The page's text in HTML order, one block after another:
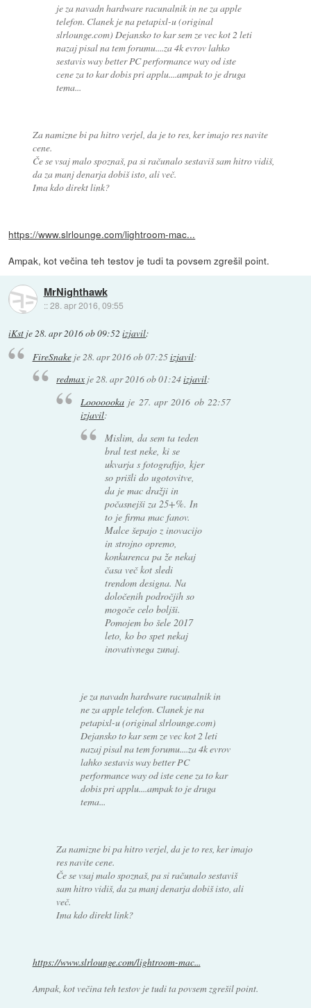
je za navadn hardware racunalnik in ne za apple
telefon. Clanek je na petapixl-u (original
slrlounge.com) Dejansko to kar sem ze vec kot 2 leti
nazaj pisal na tem forumu....za 4k evrov lahko
sestavis way better PC performance way od iste
cene za to kar dobis pri applu....ampak to je druga
tema...
Za namizne bi pa hitro verjel, da je to res, ker imajo res navite
cene.
Če se vsaj malo spoznaš, pa si računalo sestaviš sam hitro vidiš,
da za manj denarja dobiš isto, ali več.
Ima kdo direkt link?
https://www.slrlounge.com/lightroom-mac...
Ampak, kot večina teh testov je tudi ta povsem zgrešil point.
MrNighthawk
::28. apr 2016, 09:55
iKst je28. apr 2016 ob 09:52 izjavil:
FireSnakeje 28. apr 2016 ob 07:25izjavil:
redmax je28. apr 2016 ob 01:24izjavil:
Looooookaje 27. apr 2016 ob 22:57
izjavil:
Mislim, da sem ta teden
bral test neke, ki se
ukvarja s fotografijo, kjer
so prišli do ugotovitve,
da je mac dražji in
počasnejši za 25+%. In
to je firma mac fanov.
Malce šepajo z inovacijo
in strojno opremo,
konkurenca pa že nekaj
časa več kot sledi
trendom designa. Na
določenih področjih so
mogoče celo boljši.
Pomojem bo šele 2017
leto, ko bo spet nekaj
inovativnega zunaj.
je za navadn hardware racunalnik in
ne za apple telefon. Clanek je na
petapixl-u (original slrlounge.com)
Dejansko to kar sem ze vec kot 2 leti
nazaj pisal na tem forumu....za 4k evrov
lahko sestavis way better PC
performance way od iste cene za to kar
dobis pri applu....ampak to je druga
tema...
Za namizne bi pa hitro verjel, da je to res, ker imajo
res navite cene.
Če se vsaj malo spoznaš, pa si računalo sestaviš
sam hitro vidiš, da za manj denarja dobiš isto, ali
več.
Ima kdo direkt link?
https://www.slrlounge.com/lightroom-mac...
Ampak, kot večina teh testov je tudi ta povsem zgrešil point.